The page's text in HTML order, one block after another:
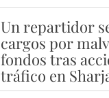
Un repartidor
cargos por
fondos tras
tráfico en